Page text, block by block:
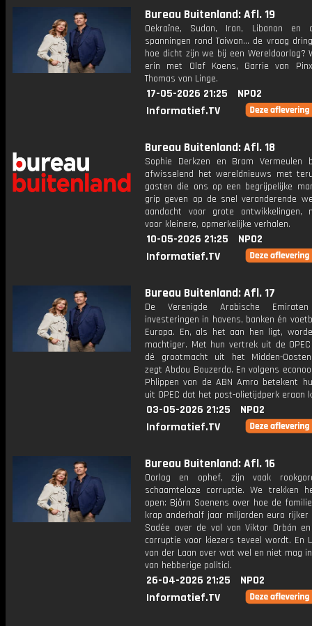
Bureau Buitenland: Afl. 19
Oekraïne, Sudan, Iran, Libanon en
spanningen rond Taiwan... de vraag
hoe dicht zijn we bij een Wereldoorlog?
erin met Olaf Koens, Garrie van
Thomas van Linge.
17-05-2026 21:25
NPO2
Informatief.TV
Bureau Buitenland: Afl. 18
Sophie Derkzen en Bram Vermeulen
afwisselend het wereldnieuws met
gasten die ons op een begrijpelijke
grip geven op de snel veranderende
aandacht voor grote ontwikkelingen,
voor kleinere, opmerkelijke verhalen.
10-05-2026 21:25
NPO2
Informatief.TV
Bureau Buitenland: Afl. 17
De Verenigde Arabische
investeringen in havens, banken én
Europa. En, als het aan hen ligt,
machtiger. Met hun vertrek uit de
dé grootmacht uit het Midden-
zegt Abdou Bouzerda. En volgens
Phlippen van de ABN Amro betekent
uit OPEC dat het post-olietijdperk eraan
03-05-2026 21:25
NPO2
Informatief.TV
Bureau Buitenland: Afl. 16
Oorlog en ophef, zijn vaak
schaamteloze corruptie. We trekken
open: Björn Soenens over hoe de
krap anderhalf jaar miljarden euro rijker
Sadée over de val van Viktor Orbán
corruptie voor kiezers teveel wordt. En
van der Laan over wat wel en niet mag
van hebberige politici.
26-04-2026 21:25
NPO2
Informatief.TV